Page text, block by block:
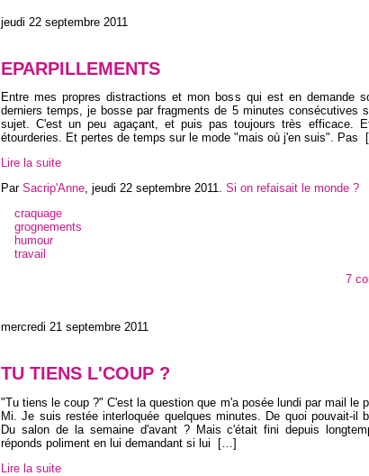
jeudi 22 septembre 2011
EPARPILLEMENTS
Entre mes propres distractions et mon boss qui est en demande
derniers temps, je bosse par fragments de 5 minutes consécutives
sujet. C'est un peu agaçant, et puis pas toujours très efficace.
étourderies. Et pertes de temps sur le mode "mais où j'en suis". Pas
Lire la suite
Par Sacrip'Anne, jeudi 22 septembre 2011. Si on refaisait le monde ?
craquage
grognements
humour
travail
7
mercredi 21 septembre 2011
TU TIENS L'COUP ?
"Tu tiens le coup ?" C'est la question que m'a posée lundi par mail le
Mi. Je suis restée interloquée quelques minutes. De quoi pouvait-il
Du salon de la semaine d'avant ? Mais c'était fini depuis
réponds poliment en lui demandant si lui
[…]
Lire la suite